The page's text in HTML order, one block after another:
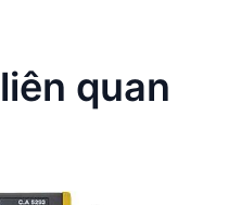
quan